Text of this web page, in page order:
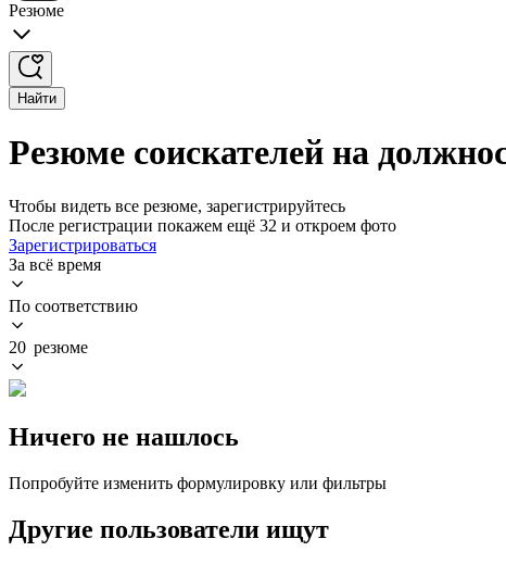
Резюме
Найти
Резюме соискателей на
Чтобы видеть все резюме, зарегистрируйтесь
После регистрации покажем ещё 32 и откроем фото
Зарегистрироваться
За всё время
По соответствию
20 резюме
Ничего не нашлось
Попробуйте изменить формулировку или фильтры
Другие пользователи ищут